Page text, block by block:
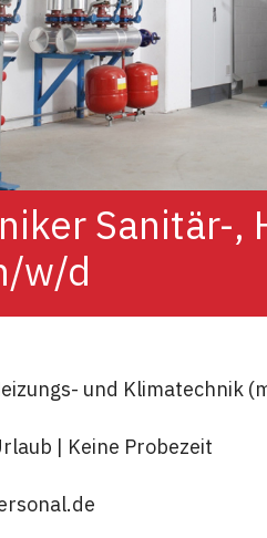
Sanitär-,
w/d
und Klimatechnik
| Keine Probezeit